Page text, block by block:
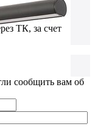
ТК, за счет
сообщить вам об